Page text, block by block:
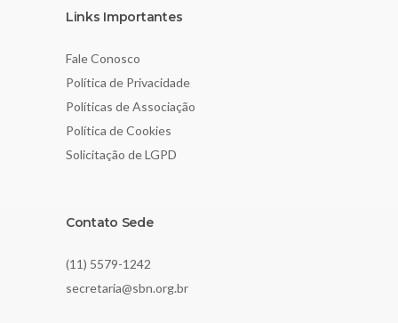
Links Importantes
Fale Conosco
Política de Privacidade
Políticas de Associação
Política de Cookies
Solicitação de LGPD
Contato Sede
(11) 5579-1242
secretaria@sbn.org.br